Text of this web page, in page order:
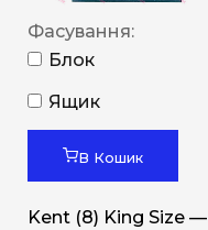
Фасування:
Блок
Ящик
В Кошик
Kent (8) King Size —